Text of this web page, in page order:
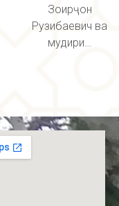
Зоирҷон
Рузибаевич ва
мудири…